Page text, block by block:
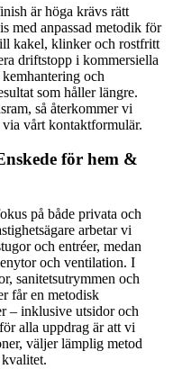
är höga krävs rätt
med anpassad metodik för
kakel, klinker och rostfritt
driftstopp i kommersiella
och
som håller längre.
så återkommer vi
vårt kontaktformulär.
för hem &
på både privata och
arbetar vi
och entréer, medan
och ventilation. I
sanitetsutrymmen och
får en metodisk
– inklusive utsidor och
alla uppdrag är att vi
väljer lämplig metod